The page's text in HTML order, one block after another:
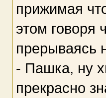
прижимая
этом говоря
прерываясь
- Пашка, ну
прекрасно